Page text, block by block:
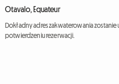
Otavalo, Equateur
Dokładny adres zakwaterowania
potwierdzeniu rezerwacji.